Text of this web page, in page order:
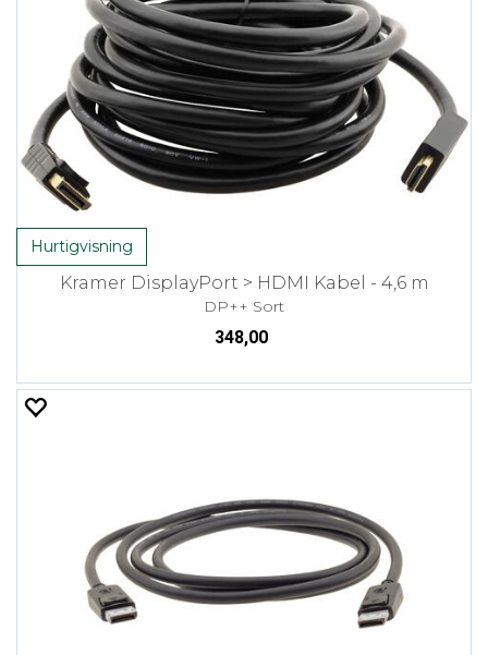
Hurtigvisning
Kramer DisplayPort > HDMI Kabel - 4,6 m
DP++ Sort
348,00